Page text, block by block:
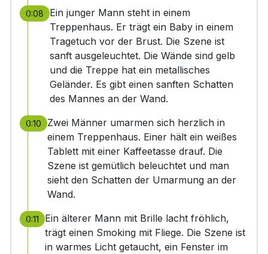
0:08
Ein junger Mann steht in einem
Treppenhaus. Er trägt ein Baby in einem
Tragetuch vor der Brust. Die Szene ist
sanft ausgeleuchtet. Die Wände sind gelb
und die Treppe hat ein metallisches
Geländer. Es gibt einen sanften Schatten
des Mannes an der Wand.
0:10
Zwei Männer umarmen sich herzlich in
einem Treppenhaus. Einer hält ein weißes
Tablett mit einer Kaffeetasse drauf. Die
Szene ist gemütlich beleuchtet und man
sieht den Schatten der Umarmung an der
Wand.
0:11
Ein älterer Mann mit Brille lacht fröhlich,
trägt einen Smoking mit Fliege. Die Szene ist
in warmes Licht getaucht, ein Fenster im